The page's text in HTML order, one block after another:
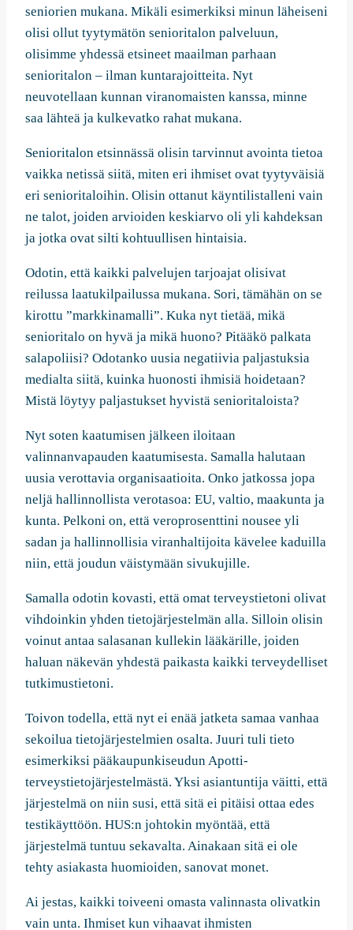
seniorien mukana. Mikäli esimerkiksi minun läheiseni
olisi ollut tyytymätön senioritalon palveluun,
olisimme yhdessä etsineet maailman parhaan
senioritalon – ilman kuntarajoitteita. Nyt
neuvotellaan kunnan viranomaisten kanssa, minne
saa lähteä ja kulkevatko rahat mukana.
Senioritalon etsinnässä olisin tarvinnut avointa tietoa
vaikka netissä siitä, miten eri ihmiset ovat tyytyväisiä
eri senioritaloihin. Olisin ottanut käyntilistalleni vain
ne talot, joiden arvioiden keskiarvo oli yli kahdeksan
ja jotka ovat silti kohtuullisen hintaisia.
Odotin, että kaikki palvelujen tarjoajat olisivat
reilussa laatukilpailussa mukana. Sori, tämähän on se
kirottu ”markkinamalli”. Kuka nyt tietää, mikä
senioritalo on hyvä ja mikä huono? Pitääkö palkata
salapoliisi? Odotanko uusia negatiivia paljastuksia
medialta siitä, kuinka huonosti ihmisiä hoidetaan?
Mistä löytyy paljastukset hyvistä senioritaloista?
Nyt soten kaatumisen jälkeen iloitaan
valinnanvapauden kaatumisesta. Samalla halutaan
uusia verottavia organisaatioita. Onko jatkossa jopa
neljä hallinnollista verotasoa: EU, valtio, maakunta ja
kunta. Pelkoni on, että veroprosenttini nousee yli
sadan ja hallinnollisia viranhaltijoita kävelee kaduilla
niin, että joudun väistymään sivukujille.
Samalla odotin kovasti, että omat terveystietoni olivat
vihdoinkin yhden tietojärjestelmän alla. Silloin olisin
voinut antaa salasanan kullekin lääkärille, joiden
haluan näkevän yhdestä paikasta kaikki terveydelliset
tutkimustietoni.
Toivon todella, että nyt ei enää jatketa samaa vanhaa
sekoilua tietojärjestelmien osalta. Juuri tuli tieto
esimerkiksi pääkaupunkiseudun Apotti-
terveystietojärjestelmästä. Yksi asiantuntija väitti, että
järjestelmä on niin susi, että sitä ei pitäisi ottaa edes
testikäyttöön. HUS:n johtokin myöntää, että
järjestelmä tuntuu sekavalta. Ainakaan sitä ei ole
tehty asiakasta huomioiden, sanovat monet.
Ai jestas, kaikki toiveeni omasta valinnasta olivatkin
vain unta. Ihmiset kun vihaavat ihmisten